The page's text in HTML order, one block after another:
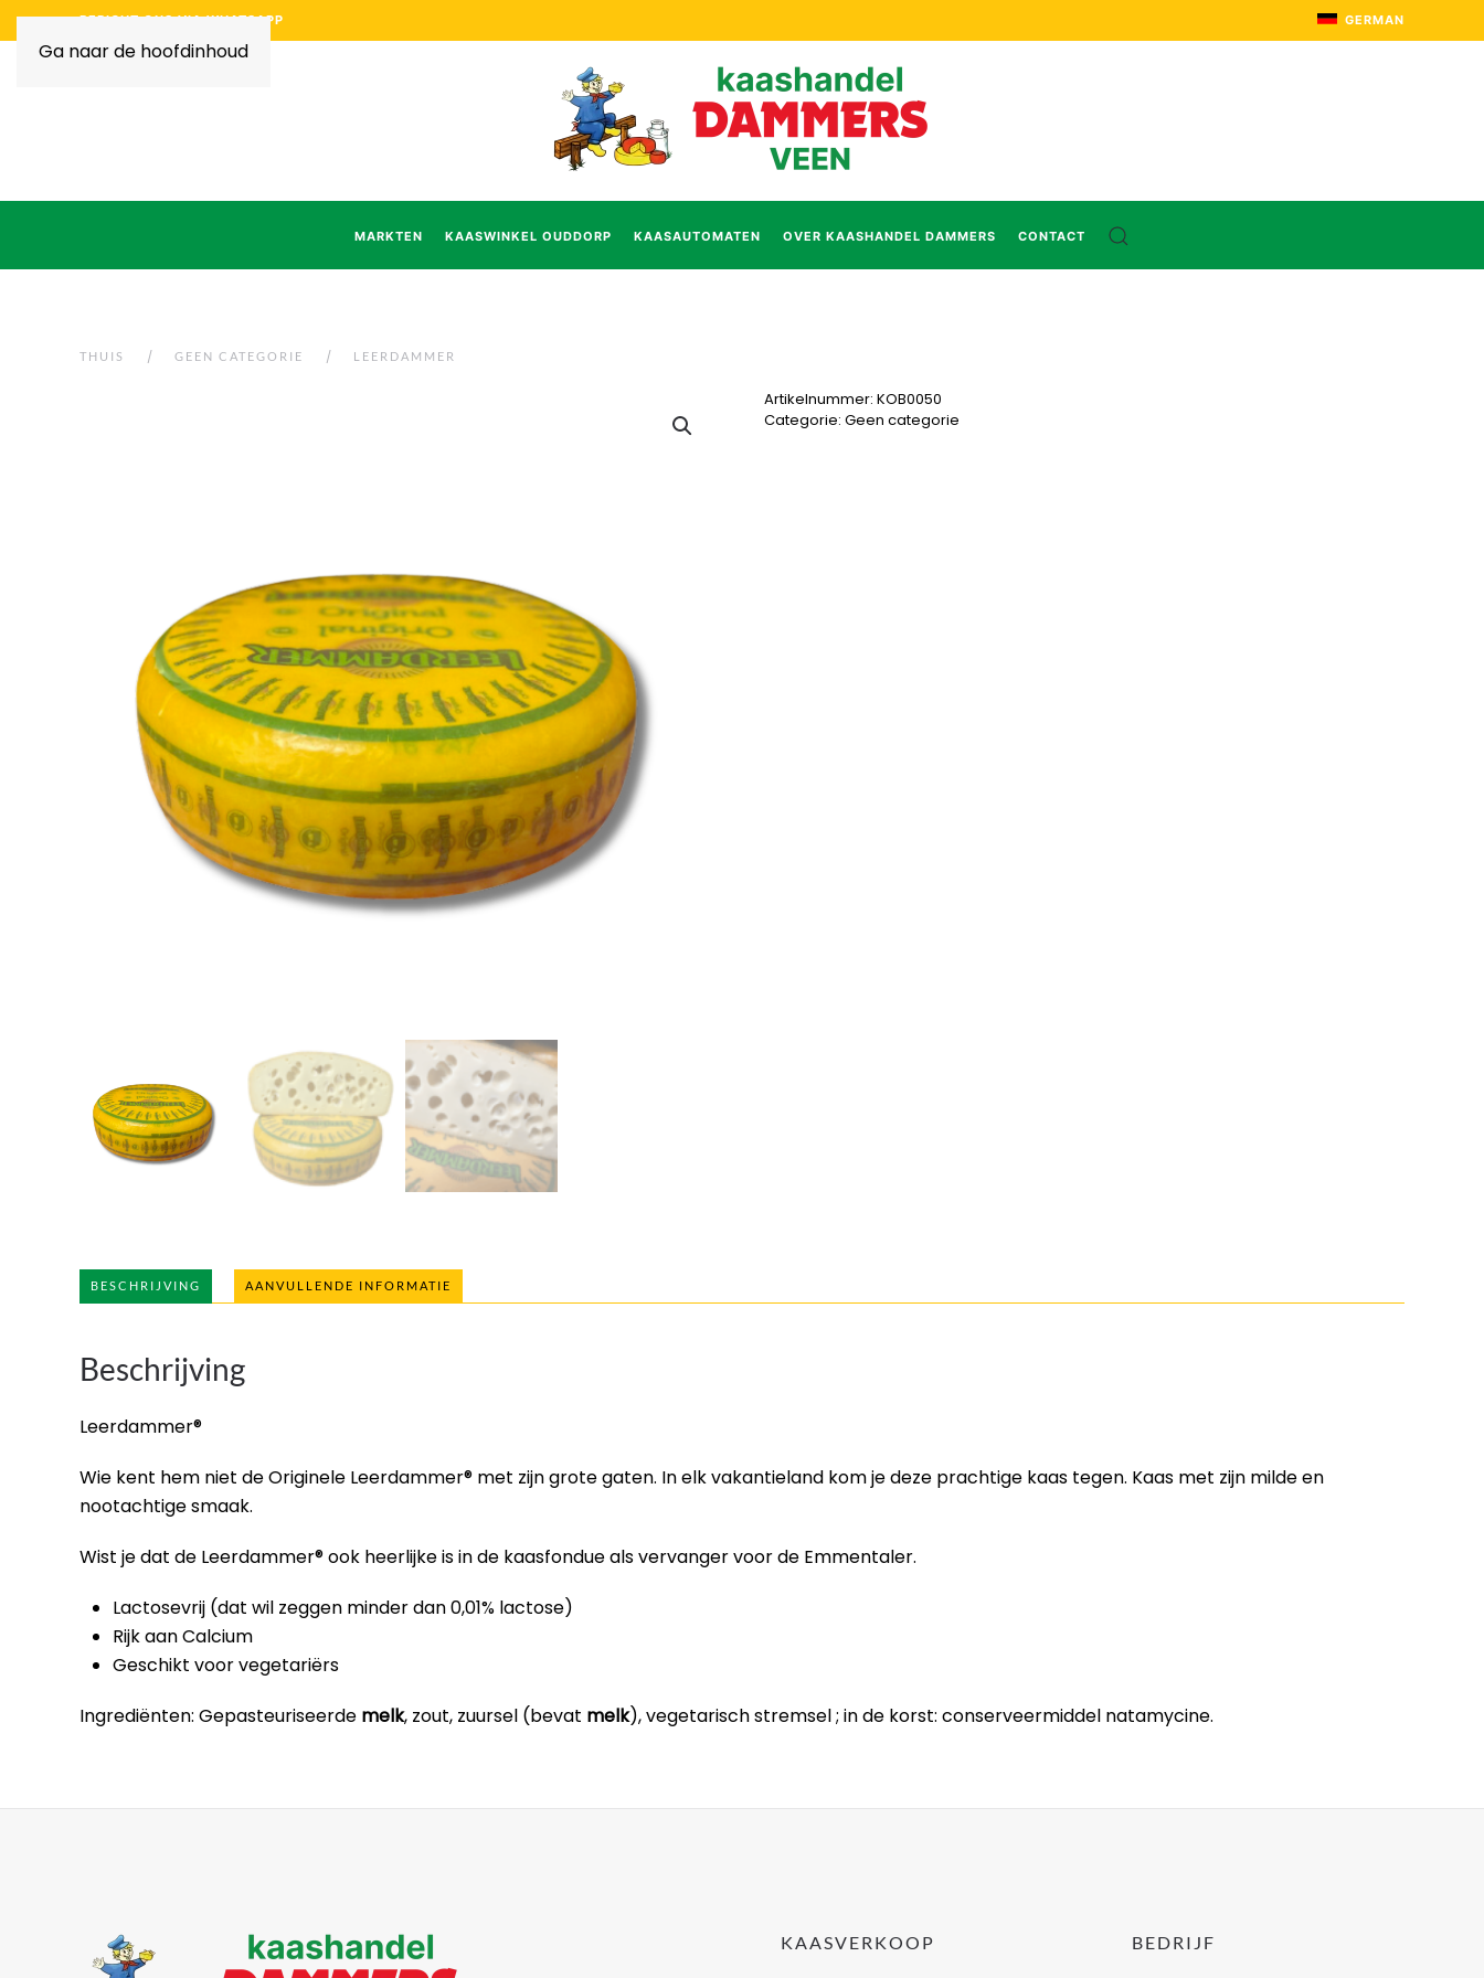
Ga naar de hoofdinhoud
BERICHT ONS VIA WHATSAPP GERMAN
MARKTEN KAASWINKEL OUDDORP KAASAUTOMATEN OVER KAASHANDEL DAMMERS CONTACT
THUIS GEEN CATEGORIE LEERDAMMER
Artikelnummer: KOB0050
Categorie: Geen categorie
BESCHRIJVING AANVULLENDE INFORMATIE
Beschrijving
Leerdammer®
Wie kent hem niet de Originele Leerdammer® met zijn grote gaten. In elk vakantieland kom je deze prachtige kaas tegen. Kaas met zijn milde en
nootachtige smaak.
Wist je dat de Leerdammer® ook heerlijke is in de kaasfondue als vervanger voor de Emmentaler.
Lactosevrij (dat wil zeggen minder dan 0,01% lactose)
Rijk aan Calcium
Geschikt voor vegetariërs
Ingrediënten: Gepasteuriseerde melk, zout, zuursel (bevat melk), vegetarisch stremsel ; in de korst: conserveermiddel natamycine.
KAASVERKOOP BEDRIJF